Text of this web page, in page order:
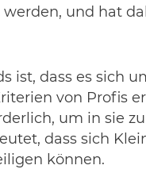
und hat
ist, dass es sich
von Profis
um in sie
dass sich
können.